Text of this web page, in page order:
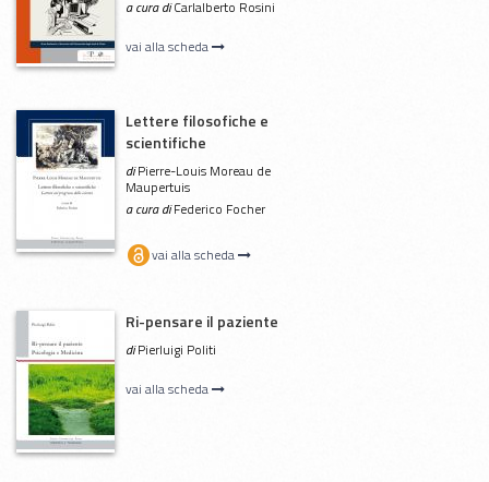
a cura diCarlalberto Rosini
vai alla scheda
Lettere filosofiche e
scientifiche
diPierre-Louis Moreau de
Maupertuis
a cura diFederico Focher
vai alla scheda
Ri-pensare il paziente
diPierluigi Politi
vai alla scheda